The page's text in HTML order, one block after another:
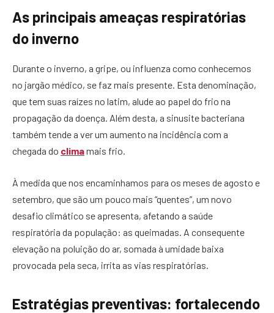
As principais ameaças respiratórias
do inverno
Durante o inverno, a gripe, ou influenza como conhecemos
no jargão médico, se faz mais presente. Esta denominação,
que tem suas raízes no latim, alude ao papel do frio na
propagação da doença. Além desta, a sinusite bacteriana
também tende a ver um aumento na incidência com a
chegada do climamais frio.
À medida que nos encaminhamos para os meses de agosto e
setembro, que são um pouco mais “quentes”, um novo
desafio climático se apresenta, afetando a saúde
respiratória da população: as queimadas. A consequente
elevação na poluição do ar, somada à umidade baixa
provocada pela seca, irrita as vias respiratórias.
Estratégias preventivas: fortalecendo